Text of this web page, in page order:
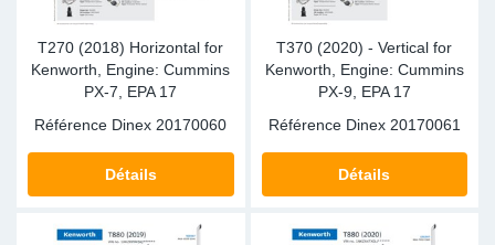
T270 (2018) Horizontal for
Kenworth, Engine: Cummins
PX-7, EPA 17
Référence Dinex 20170060
Détails
T370 (2020) - Vertical for
Kenworth, Engine: Cummins
PX-9, EPA 17
Référence Dinex 20170061
Détails